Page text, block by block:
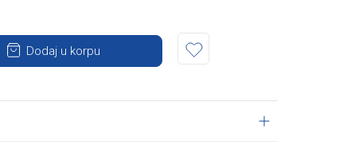
Dodaj u korpu